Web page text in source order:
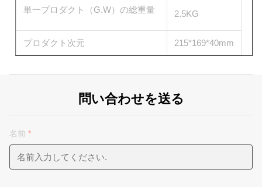
単一プロダクト（G.W）の総重量 2.5KG
プロダクト次元 215*169*40mm
問い合わせを送る
名前 *